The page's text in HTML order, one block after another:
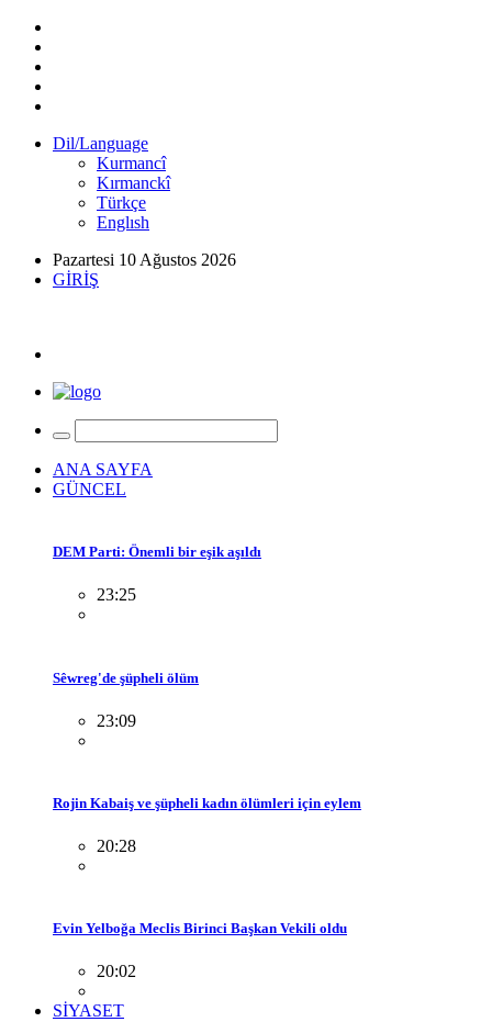
Dil/Language
Kurmancî
Kırmanckî
Türkçe
Englısh
Pazartesi 10 Ağustos 2026
GİRİŞ
ANA SAYFA
GÜNCEL
DEM Parti: Önemli bir eşik aşıldı
23:25
Sêwreg'de şüpheli ölüm
23:09
Rojin Kabaiş ve şüpheli kadın ölümleri için eylem
20:28
Evin Yelboğa Meclis Birinci Başkan Vekili oldu
20:02
SİYASET